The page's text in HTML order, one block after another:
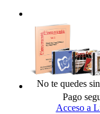
No te quedes
Pago
Acceso a